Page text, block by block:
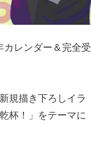
カレンダー＆完全受
規描き下ろしイラ
杯！」をテーマに